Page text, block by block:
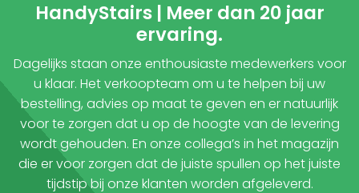
HandyStairs | Meer dan 20 jaar
ervaring.
Dagelijks staan onze enthousiaste medewerkers voor
u klaar. Het verkoopteam om u te helpen bij uw
bestelling, advies op maat te geven en er natuurlijk
voor te zorgen dat u op de hoogte van de levering
wordt gehouden. En onze collega’s in het magazijn
die er voor zorgen dat de juiste spullen op het juiste
tijdstip bij onze klanten worden afgeleverd.